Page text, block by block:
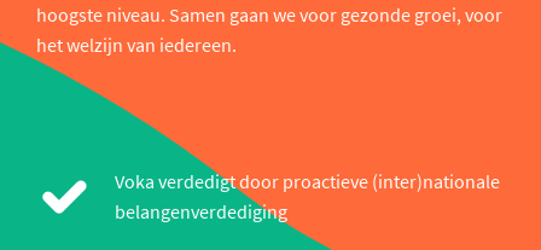
hoogste niveau. Samen gaan we voor gezonde groei, voor
het welzijn van iedereen.
Voka verdedigt door proactieve (inter)nationale
belangenverdediging